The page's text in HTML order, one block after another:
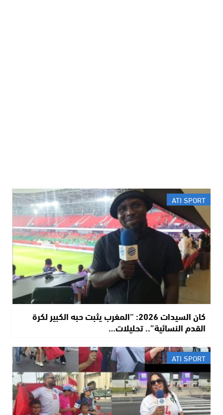
ATI SPORT
​كان السيدات 2026: “المغرب يثبت حبه الكبير لكرة
القدم النسائية”.. تحليلات…
ATI SPORT